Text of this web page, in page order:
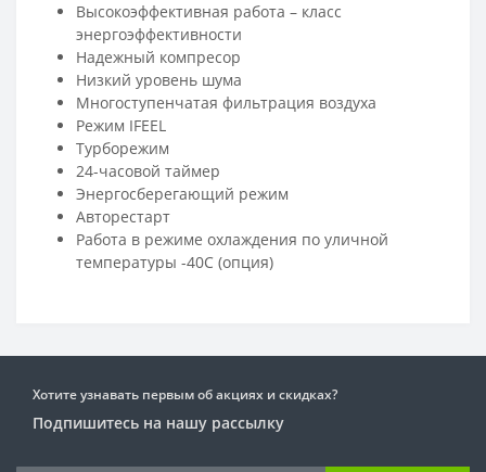
Высокоэффективная работа – класс
энергоэффективности
Надежный компресор
Низкий уровень шума
Многоступенчатая фильтрация воздуха
Режим IFEEL
Турборежим
24-часовой таймер
Энергосберегающий режим
Авторестарт
Работа в режиме охлаждения по уличной
температуры -40С (опция)
Хотите узнавать первым об акциях и скидках?
Подпишитесь на нашу рассылку